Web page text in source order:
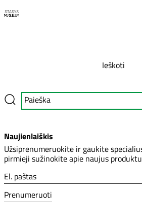
Ieškoti
Pateikti
Naujienlaiškis
Užsiprenumeruokite ir gaukite
pirmieji sužinokite apie naujus
El. paštas
Prenumeruoti